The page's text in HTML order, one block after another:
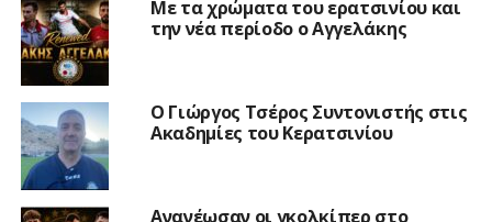
Με τα χρώματα του ερατσινίου και
την νέα περίοδο ο Αγγελάκης
Ο Γιώργος Τσέρος Συντονιστής στις
Ακαδημίες του Κερατσινίου
Ανανέωσαν οι γκολκίπερ στο